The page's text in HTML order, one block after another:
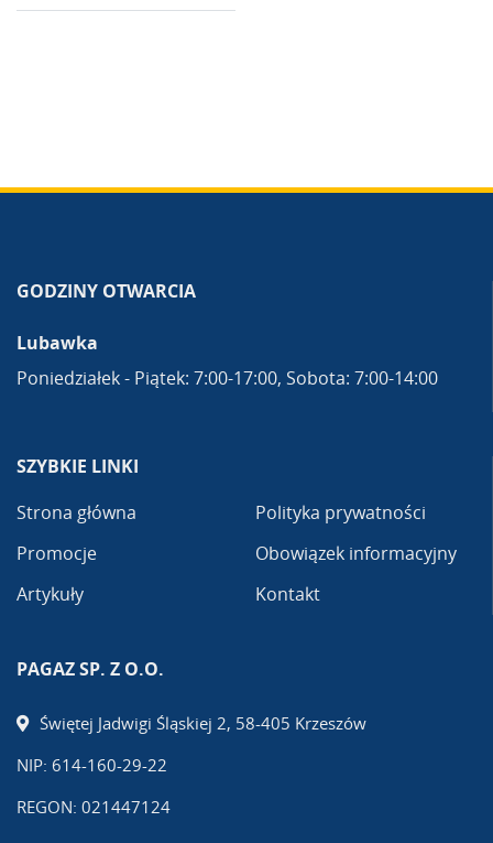
GODZINY OTWARCIA
Lubawka
Poniedziałek - Piątek: 7:00-17:00, Sobota: 7:00-14:00
SZYBKIE LINKI
Strona główna
Promocje
Artykuły
Polityka prywatności
Obowiązek informacyjny
Kontakt
PAGAZ SP. Z O.O.
Świętej Jadwigi Śląskiej 2, 58-405 Krzeszów
NIP: 614-160-29-22
REGON: 021447124